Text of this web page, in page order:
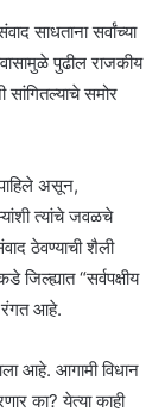
साधताना सर्वांच्या
पुढील राजकीय
सांगितल्याचे समोर
असून,
त्यांचे जवळचे
ठेवण्याची शैली
जिल्ह्यात “सर्वपक्षीय
रंगत आहे.
आहे. आगामी विधान
का? येत्या काही